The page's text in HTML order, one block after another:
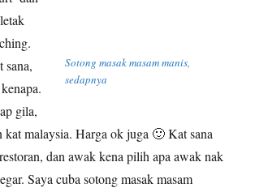
Sotong masak masam manis,
sedapnya
sana,
gila,
kat malaysia. Harga ok juga 🙂 Kat sana
dan awak kena pilih apa awak nak
Saya cuba sotong masak masam